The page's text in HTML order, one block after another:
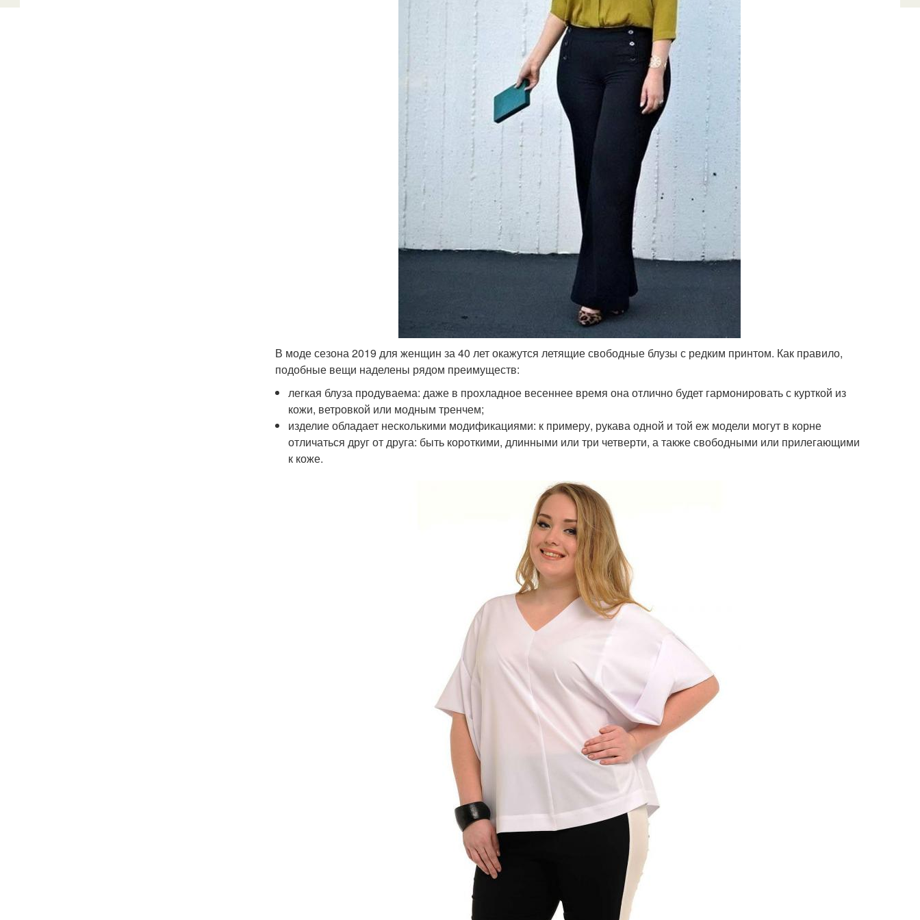
В моде сезона 2019 для женщин за 40 лет окажутся летящие свободные блузы с редким принтом. Как правило,
подобные вещи наделены рядом преимуществ:
легкая блуза продуваема: даже в прохладное весеннее время она отлично будет гармонировать с курткой из
кожи, ветровкой или модным тренчем;
изделие обладает несколькими модификациями: к примеру, рукава одной и той еж модели могут в корне
отличаться друг от друга: быть короткими, длинными или три четверти, а также свободными или прилегающими
к коже.